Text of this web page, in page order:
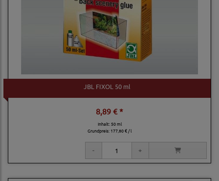
JBL FIXOL 50 ml
8,89 € *
Inhalt: 50 ml
Grundpreis: 177,80 € / l